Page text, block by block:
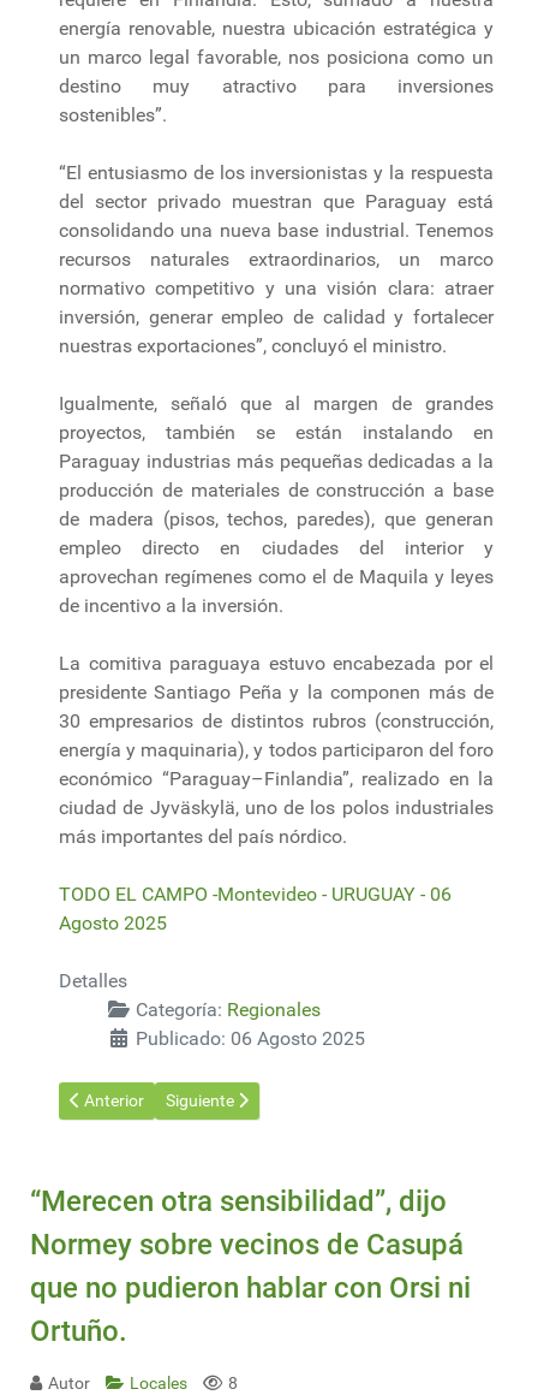
energía renovable, nuestra ubicación estratégica y
un marco legal favorable, nos posiciona como un
destino muy atractivo para inversiones
sostenibles”.
“El entusiasmo de los inversionistas y la respuesta
del sector privado muestran que Paraguay está
consolidando una nueva base industrial. Tenemos
recursos naturales extraordinarios, un marco
normativo competitivo y una visión clara: atraer
inversión, generar empleo de calidad y fortalecer
nuestras exportaciones”, concluyó el ministro.
Igualmente, señaló que al margen de grandes
proyectos, también se están instalando en
Paraguay industrias más pequeñas dedicadas a la
producción de materiales de construcción a base
de madera (pisos, techos, paredes), que generan
empleo directo en ciudades del interior y
aprovechan regímenes como el de Maquila y leyes
de incentivo a la inversión.
La comitiva paraguaya estuvo encabezada por el
presidente Santiago Peña y la componen más de
30 empresarios de distintos rubros (construcción,
energía y maquinaria), y todos participaron del foro
económico “Paraguay–Finlandia”, realizado en la
ciudad de Jyväskylä, uno de los polos industriales
más importantes del país nórdico.
TODO EL CAMPO -Montevideo - URUGUAY - 06
Agosto 2025
Detalles
Categoría: Regionales
Publicado: 06 Agosto 2025
Artículo anterior: Argentina con récord ambiental:
Anterior Artículo siguiente: Nueva conexión Buenos
Siguiente
“Merecen otra sensibilidad”, dijo
Normey sobre vecinos de Casupá
que no pudieron hablar con Orsi ni
Ortuño.
Autor Locales 8